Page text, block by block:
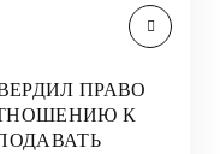
ПРАВО
К